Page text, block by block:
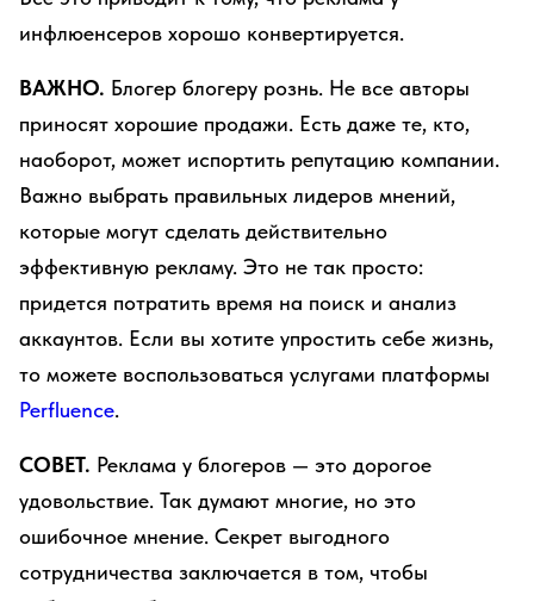
инфлюенсеров хорошо конвертируется.
ВАЖНО. Блогер блогеру рознь. Не все авторы
приносят хорошие продажи. Есть даже те, кто,
наоборот, может испортить репутацию компании.
Важно выбрать правильных лидеров мнений,
которые могут сделать действительно
эффективную рекламу. Это не так просто:
придется потратить время на поиск и анализ
аккаунтов. Если вы хотите упростить себе жизнь,
то можете воспользоваться услугами платформы
Perfluence.
СОВЕТ. Реклама у блогеров — это дорогое
удовольствие. Так думают многие, но это
ошибочное мнение. Секрет выгодного
сотрудничества заключается в том, чтобы